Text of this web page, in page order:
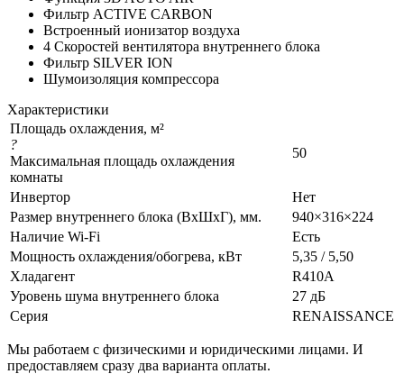
Фильтр ACTIVE CARBON
Встроенный ионизатор воздуха
4 Скоростей вентилятора внутреннего блока
Фильтр SILVER ION
Шумоизоляция компрессора
Характеристики
Площадь охлаждения, м²
?
Максимальная площадь охлаждения
комнаты
50
Инвертор
Нет
Размер внутреннего блока (ВхШхГ), мм.
940×316×224
Наличие Wi-Fi
Есть
Мощность охлаждения/обогрева, кВт
5,35 / 5,50
Хладагент
R410A
Уровень шума внутреннего блока
27 дБ
Серия
RENAISSANCE
Мы работаем с физическими и юридическими лицами. И
предоставляем сразу два варианта оплаты.